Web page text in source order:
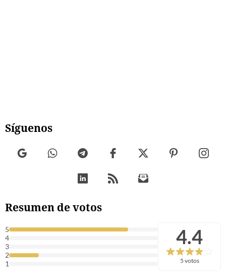
Síguenos
Resumen de votos
5
4
3
2
1
4.4
5 votos